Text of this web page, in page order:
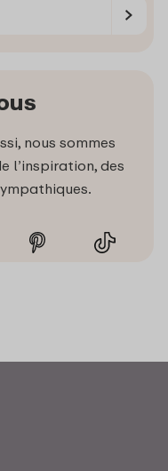
nous sommes
l’inspiration, des